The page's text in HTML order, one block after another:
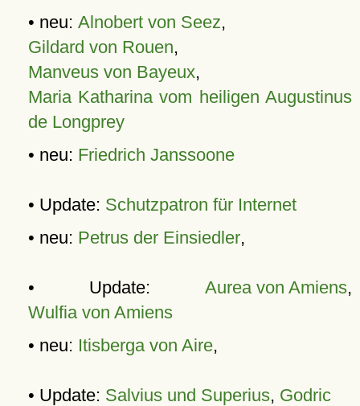
• neu: Alnobert von Seez,
Gildard von Rouen,
Manveus von Bayeux,
Maria Katharina vom heiligen Augustinus
de Longprey
• neu: Friedrich Janssoone
• Update: Schutzpatron für Internet
• neu: Petrus der Einsiedler,
• Update: Aurea von Amiens,
Wulfia von Amiens
• neu: Itisberga von Aire,
• Update: Salvius und Superius, Godric